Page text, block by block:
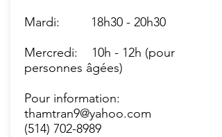
Mardi: 18h30 - 20h30
Mercredi: 10h - 12h (pour
personnes âgées)
Pour information:
thamtran9@yahoo.com
(514) 702-8989